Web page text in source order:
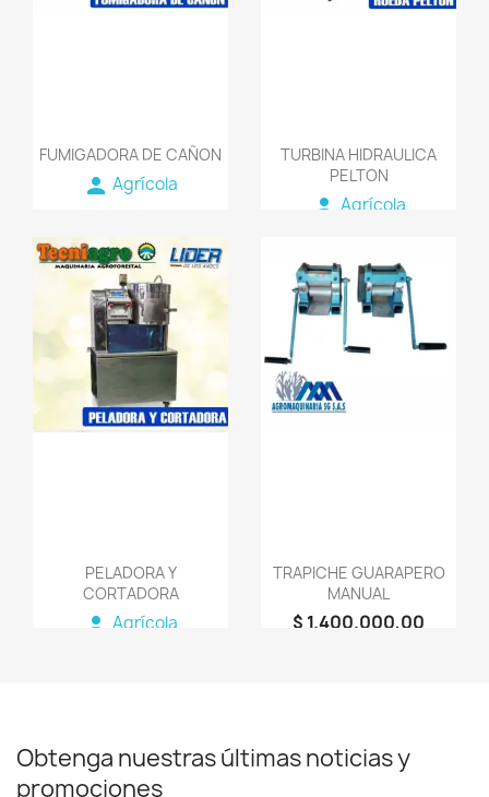
FUMIGADORA DE CAÑON
person Agrícola
TURBINA HIDRAULICA
PELTON
person Agrícola
PELADORA Y
CORTADORA
person Agrícola
favorite_border
TRAPICHE GUARAPERO
MANUAL
$ 1.400.000,00
favorite_border
Obtenga nuestras últimas noticias y
promociones